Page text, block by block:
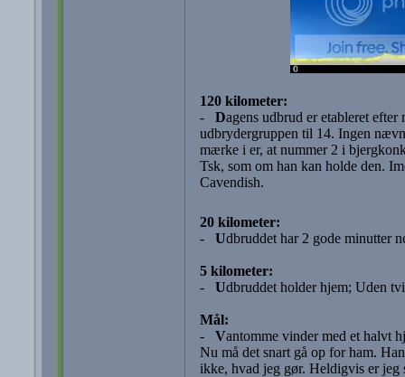
120 kilometer:
- Dagens udbrud er etableret
udbrydergruppen til 14. Ingen
mærke i er, at nummer 2 i
Tsk, som om han kan holde den.
Cavendish.
20 kilometer:
- Udbruddet har 2 gode minutter
5 kilometer:
- Udbruddet holder hjem; Uden
Mål:
- Vantomme vinder med et halvt
Nu må det snart gå op for ham.
ikke, hvad jeg gør. Heldigvis er